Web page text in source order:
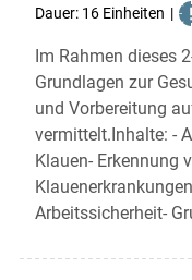
Dauer: 16 Einheiten
Im Rahmen dieses
Grundlagen zur
und Vorbereitung
vermittelt.Inhalte: -
Klauen- Erkennung
Arbeitssicherheit-